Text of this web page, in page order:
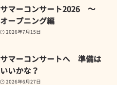
サマーコンサート2026 ～
オープニング編
2026年7月15日
サマーコンサートへ 準備は
いいかな？
2026年6月27日